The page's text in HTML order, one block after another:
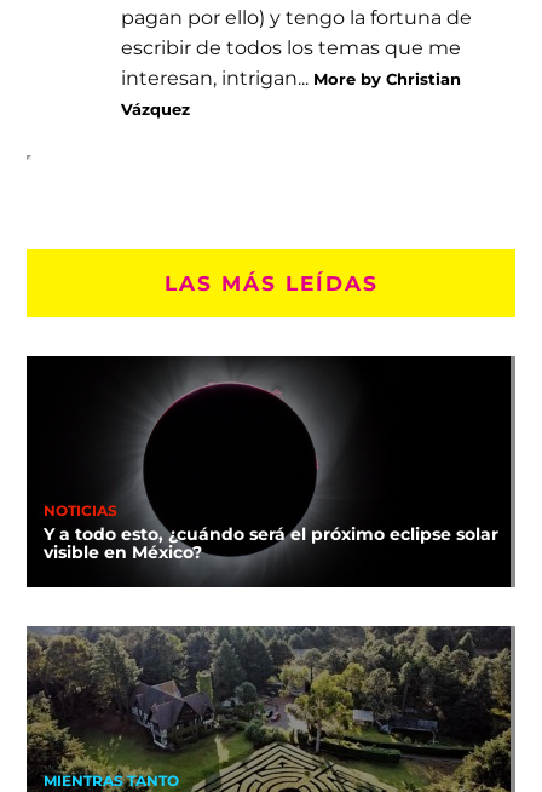
pagan por ello) y tengo la fortuna de
escribir de todos los temas que me
interesan, intrigan... More by Christian
Vázquez
LAS MÁS LEÍDAS
NOTICIAS
Y a todo esto, ¿cuándo será el próximo eclipse solar
visible en México?
MIENTRAS TANTO